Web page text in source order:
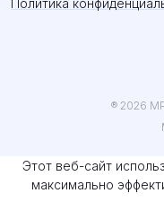
Политика
® 2026
Этот веб-сайт
максимально